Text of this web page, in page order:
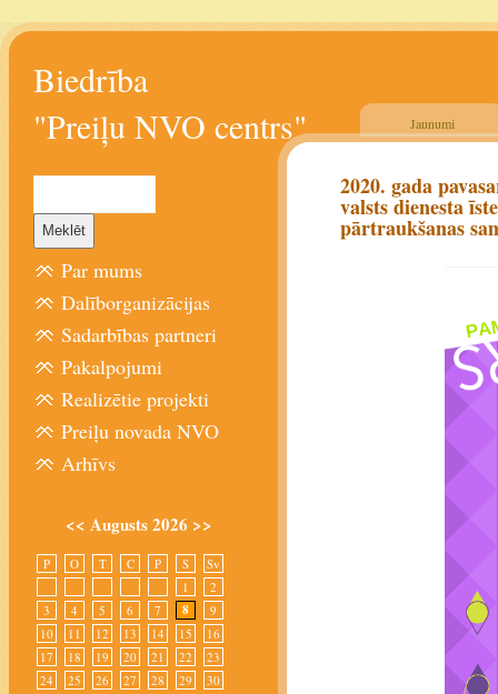
Biedrība
"Preiļu NVO centrs"
Jaunumi
2020. gada
valsts dienesta
pārtraukšanas
Par mums
Dalīborganizācijas
Sadarbības partneri
Pakalpojumi
Realizētie projekti
Preiļu novada NVO
Arhīvs
<< Augusts 2026 >>
P O T C P S
Sv
1
2
3
4 5 6 7 8
9
10
11 12 13 14 15
16
17
18 19 20 21 22
23
24
25 26 27 28 29
30